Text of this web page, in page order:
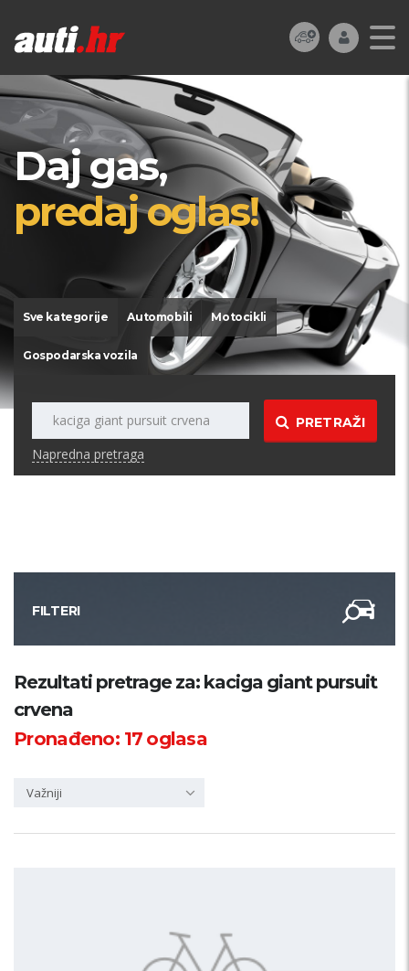
Daj gas,
predaj oglas!
Sve kategorije Automobili Motocikli
Gospodarska vozila
PRETRAŽI
Napredna pretraga
FILTERI
Kategorija
Županija
Rezultati pretrage za: kaciga giant pursuit
crvena
Pronađeno: 17oglasa
Važniji